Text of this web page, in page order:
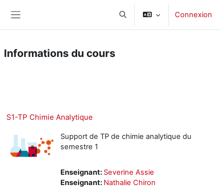
Activer/désactiver la saisie
Connexion
Informations du cours
S1-TP Chimie Analytique
Support de TP de chimie analytique du
semestre 1
Enseignant: Severine Assie
Enseignant: Nathalie Chiron